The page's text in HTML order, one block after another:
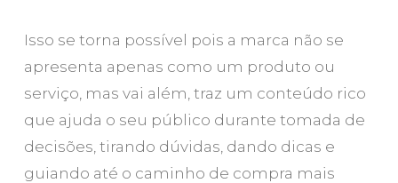
Isso se torna possível pois a marca não se
apresenta apenas como um produto ou
serviço, mas vai além, traz um conteúdo rico
que ajuda o seu público durante tomada de
decisões, tirando dúvidas, dando dicas e
guiando até o caminho de compra mais